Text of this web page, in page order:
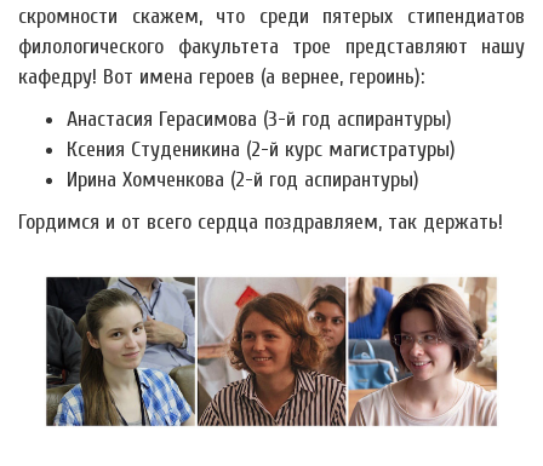
скромности скажем, что среди пятерых стипендиатов
филологического факультета трое представляют нашу
кафедру! Вот имена героев (а вернее, героинь):
Анастасия Герасимова (3-й год аспирантуры)
Ксения Студеникина (2-й курс магистратуры)
Ирина Хомченкова (2-й год аспирантуры)
Гордимся и от всего сердца поздравляем, так держать!